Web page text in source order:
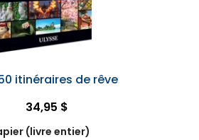
itinéraires de rêve
34,95 $
(livre entier)